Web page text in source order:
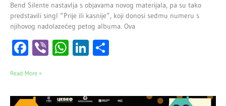
Bend Silente nastavlja s objavama novog materijala, pa su tako
predstavili singl “Prije ili kasnije”, koji donosi sedmu numeru s
njihovog nadolazećeg petog albuma. Ova
Facebook
ViberWhatsApp
LinkedIn
Read More »